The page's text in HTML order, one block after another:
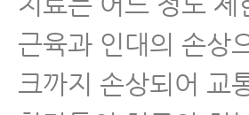
근육과 인대의 손상
크까지 손상되어 교